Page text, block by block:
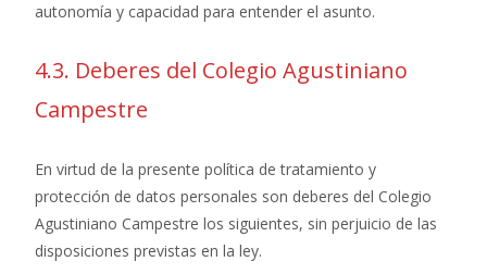
autonomía y capacidad para entender el asunto.
4.3. Deberes del Colegio Agustiniano
Campestre
En virtud de la presente política de tratamiento y
protección de datos personales son deberes del Colegio
Agustiniano Campestre los siguientes, sin perjuicio de las
disposiciones previstas en la ley.